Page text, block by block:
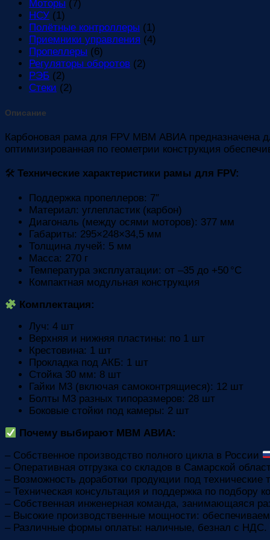
Моторы (7)
НСУ (1)
Полётные контроллеры (1)
Приемники управления (4)
Пропеллеры (6)
Регуляторы оборотов (2)
РЭБ (2)
Стеки (2)
Описание
Карбоновая рама для FPV МВМ АВИА предназначена
оптимизированная по геометрии конструкция
🛠 Технические характеристики рамы для FPV:
Поддержка пропеллеров: 7″
Материал: углепластик (карбон)
Диагональ (между осями моторов): 377 мм
Габариты: 295×248×34,5 мм
Толщина лучей: 5 мм
Масса: 270 г
Температура эксплуатации: от –35 до +50 °C
Компактная модульная конструкция
Комплектация:
Луч: 4 шт
Верхняя и нижняя пластины: по 1 шт
Крестовина: 1 шт
Прокладка под АКБ: 1 шт
Стойка 30 мм: 8 шт
Гайки М3 (включая самоконтрящиеся): 12 шт
Болты M3 разных типоразмеров: 28 шт
Боковые стойки под камеры: 2 шт
Почему выбирают МВМ АВИА:
– Собственное производство полного цикла в России
– Оперативная отгрузка со складов в Самарской
– Возможность доработки продукции под технические
– Техническая консультация и поддержка по подбору
– Собственная инженерная команда, занимающаяся
– Высокие производственные мощности:
– Различные формы оплаты: наличные, безнал с НДС.